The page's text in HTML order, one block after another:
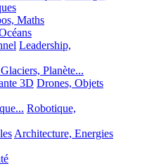
Maths
Leadership,
Planète...
3D Drones, Objets
Robotique,
Architecture, Energies